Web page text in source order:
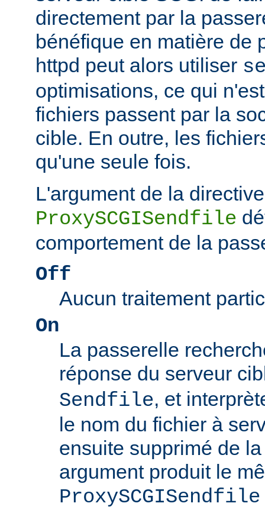
directement par la
bénéfique en matière de
httpd peut alors utiliser
optimisations, ce qui
fichiers passent par la
cible. En outre, les
qu'une seule fois.
L'argument de la directive
ProxySCGISendfile
comportement de la
Off
Aucun traitement
On
La passerelle
réponse du serveur
Sendfile, et
le nom du fichier à
ensuite supprimé de
argument produit le